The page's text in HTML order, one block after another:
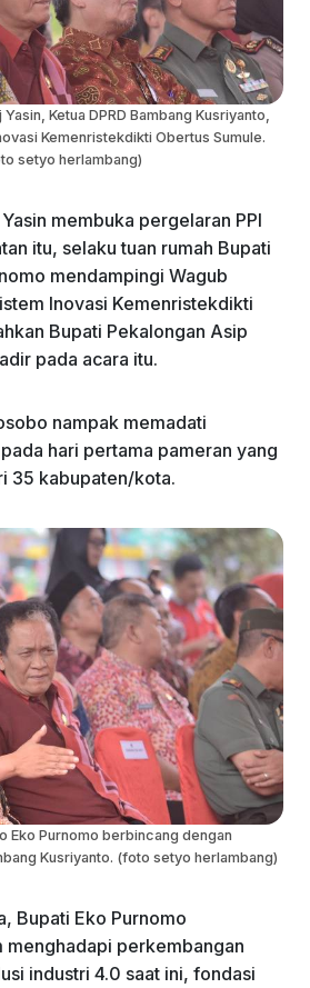
Ketua DPRD Bambang Kusriyanto,
Kemenristekdikti Obertus Sumule.
setyo herlambang)
membuka pergelaran PPI
itu, selaku tuan rumah Bupati
mendampingi Wagub
Inovasi Kemenristekdikti
Bupati Pekalongan Asip
pada acara itu.
nampak memadati
hari pertama pameran yang
35 kabupaten/kota.
Eko Purnomo berbincang dengan
Kusriyanto. (foto setyo herlambang)
Bupati Eko Purnomo
menghadapi perkembangan
industri 4.0 saat ini, fondasi